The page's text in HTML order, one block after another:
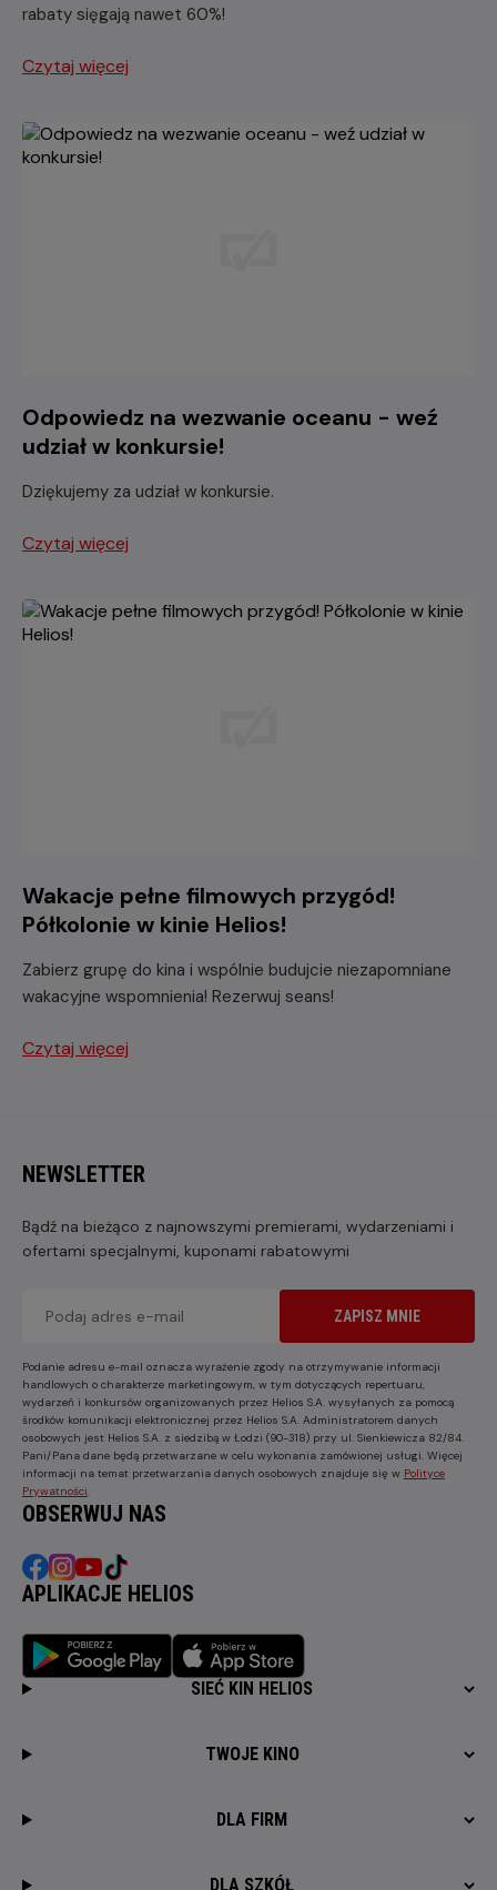
rabaty sięgają nawet 60%!
Czytaj więcej
Odpowiedz na wezwanie oceanu - weź
udział w konkursie!
Dziękujemy za udział w konkursie.
Czytaj więcej
Wakacje pełne filmowych przygód!
Półkolonie w kinie Helios!
Zabierz grupę do kina i wspólnie budujcie niezapomniane
wakacyjne wspomnienia! Rezerwuj seans!
Czytaj więcej
NEWSLETTER
Bądź na bieżąco z najnowszymi premierami, wydarzeniami i
ofertami specjalnymi, kuponami rabatowymi
ZAPISZ MNIE
Podanie adresu e-mail oznacza wyrażenie zgody na otrzymywanie informacji
handlowych o charakterze marketingowym, w tym dotyczących repertuaru,
wydarzeń i konkursów organizowanych przez Helios S.A. wysyłanych za pomocą
środków komunikacji elektronicznej przez Helios S.A. Administratorem danych
osobowych jest Helios S.A. z siedzibą w Łodzi (90-318) przy ul. Sienkiewicza 82/84.
Pani/Pana dane będą przetwarzane w celu wykonania zamówionej usługi. Więcej
informacji na temat przetwarzania danych osobowych znajduje się w Polityce
Prywatności.
OBSERWUJ NAS
APLIKACJE HELIOS
SIEĆ KIN HELIOS
TWOJE KINO
DLA FIRM
DLA SZKÓŁ